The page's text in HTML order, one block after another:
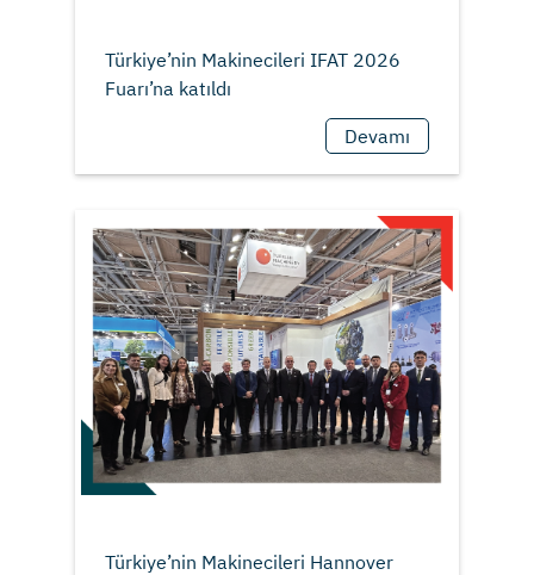
Türkiye’nin Makinecileri IFAT 2026
Devamı
Türkiye’nin Makinecileri Hannover